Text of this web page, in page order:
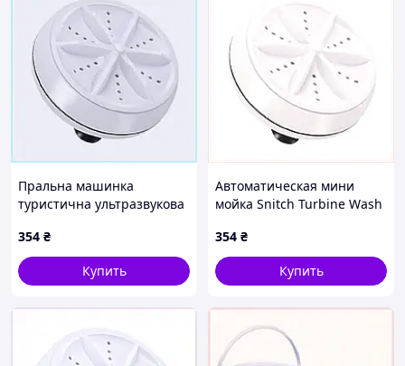
Пральна машинка
туристична ультразвукова
Wash Ultrasonic від USB та
повербанку, 8X51585MA0
354 ₴
Купить
Автоматическая мини
мойка Snitch Turbine Wash
354 ₴
Купить